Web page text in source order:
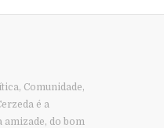
Comunidade,
é a
amizade, do bom